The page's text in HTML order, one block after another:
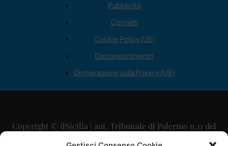
Pubblicità
Contatti
Cookie Policy (UE)
Disconoscimento
Dichiarazione sulla Privacy (UE)
Copyright © ilSicilia | aut. Tribunale di Palermo n.11 del
29/09/2015